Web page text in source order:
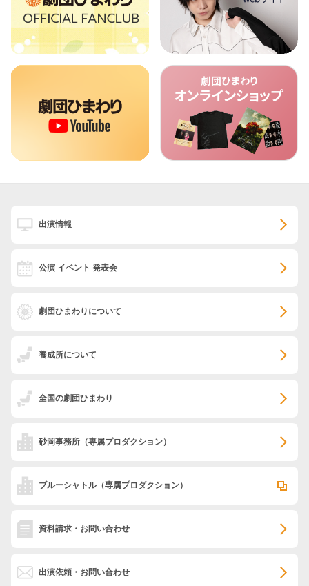
出演情報
公演 イベント 発表会
劇団ひまわりについて
養成所について
全国の劇団ひまわり
砂岡事務所 （専属プロダクション）
ブルーシャトル（専属プロダクション）
資料請求・お問い合わせ
出演依頼・お問い合わせ